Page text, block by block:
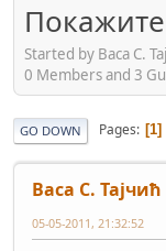
Покажите
Started by Васа С.
0 Members and 3
GO DOWN Pages 1
Васа С. Тајчић
05-05-2011, 21:32:52